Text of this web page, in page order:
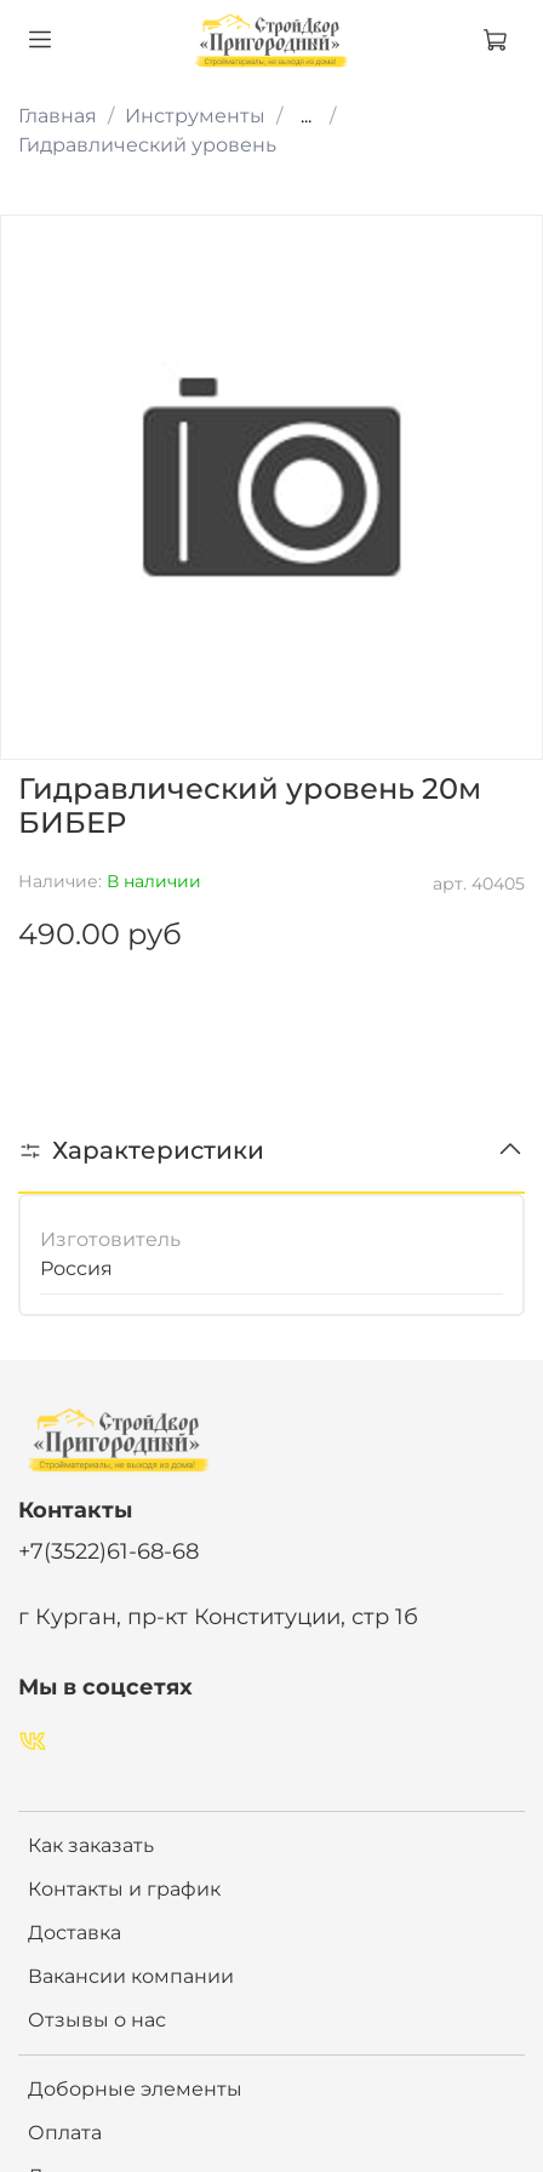
Главная Инструменты
...
Гидравлический уровень
арт. 40405
Наличие: В наличии
Гидравлический уровень 20м
БИБЕР
490.00 руб
Характеристики
Изготовитель
Россия
Как заказать
Контакты и график
Доставка
Вакансии компании
Отзывы о нас
Доборные элементы
Оплата
Контакты
+7(3522)61-68-68
г Курган, пр-кт Конституции, стр 1б
Мы в соцсетях